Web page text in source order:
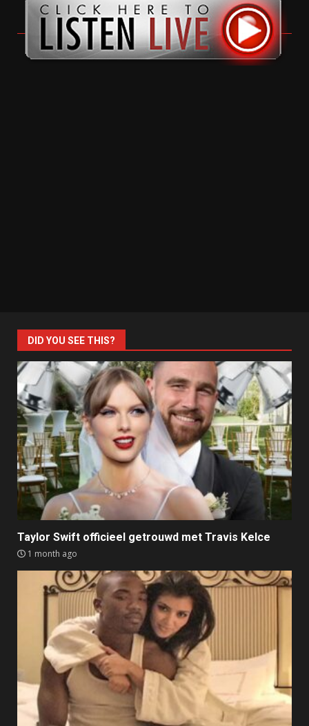
DID YOU SEE THIS?
Taylor Swift officieel getrouwd met Travis Kelce
1 month ago